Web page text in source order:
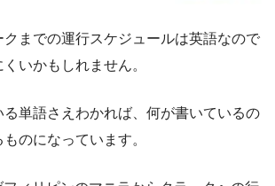
クまでの運行スケジュールは英語なので
いかもしれません。
る単語さえわかれば、何が書いているの
のになっています。